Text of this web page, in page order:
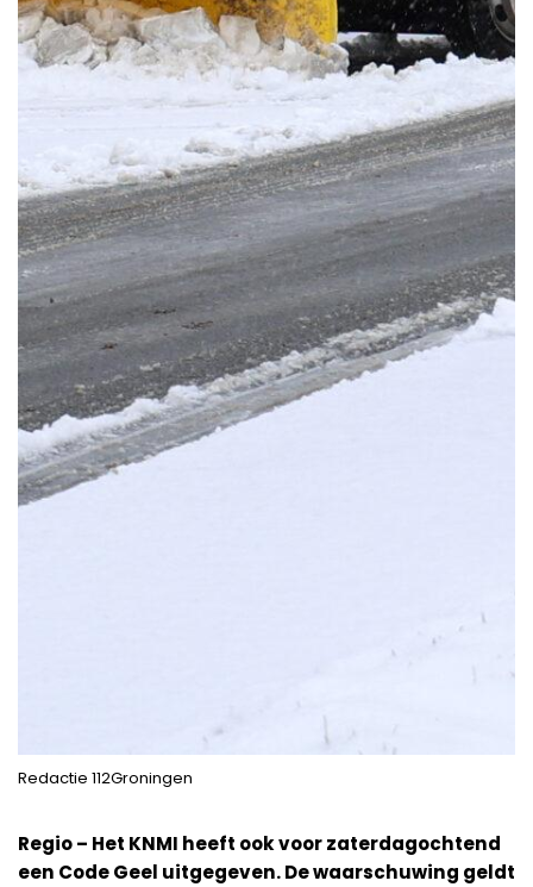
Redactie 112Groningen
Regio – Het KNMI heeft ook voor zaterdagochtend
een Code Geel uitgegeven. De waarschuwing geldt